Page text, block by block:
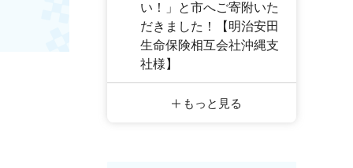
い！」と市へご寄附いた
だきました！【明治安田
生命保険相互会社沖縄支
社様】
もっと見る